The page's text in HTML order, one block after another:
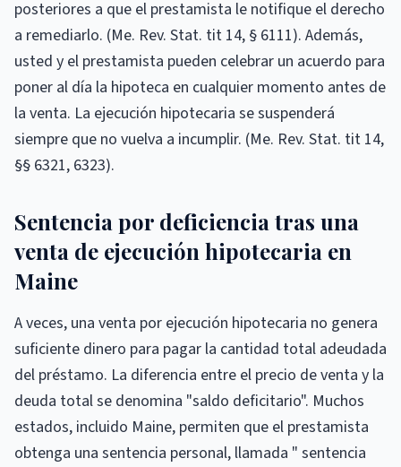
posteriores a que el prestamista le notifique el derecho
a remediarlo. (Me. Rev. Stat. tit 14, § 6111). Además,
usted y el prestamista pueden celebrar un acuerdo para
poner al día la hipoteca en cualquier momento antes de
la venta. La ejecución hipotecaria se suspenderá
siempre que no vuelva a incumplir. (Me. Rev. Stat. tit 14,
§§ 6321, 6323).
Sentencia por deficiencia tras una
venta de ejecución hipotecaria en
Maine
A veces, una venta por ejecución hipotecaria no genera
suficiente dinero para pagar la cantidad total adeudada
del préstamo. La diferencia entre el precio de venta y la
deuda total se denomina "saldo deficitario". Muchos
estados, incluido Maine, permiten que el prestamista
obtenga una sentencia personal, llamada " sentencia